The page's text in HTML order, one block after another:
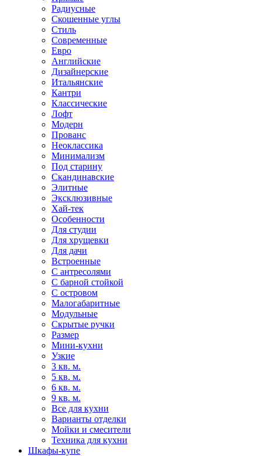
Радиусные
Скошенные углы
Стиль
Современные
Евро
Английские
Дизайнерские
Итальянские
Кантри
Классические
Лофт
Модерн
Прованс
Неоклассика
Минимализм
Под старину
Скандинавские
Элитные
Эксклюзивные
Хай-тек
Особенности
Для студии
Для хрущевки
Для дачи
Встроенные
С антресолями
С барной стойкой
С островом
Малогабаритные
Модульные
Скрытые ручки
Размер
Мини-кухни
Узкие
3 кв. м.
5 кв. м.
6 кв. м.
9 кв. м.
Все для кухни
Варианты отделки
Мойки и смесители
Техника для кухни
Шкафы-купе